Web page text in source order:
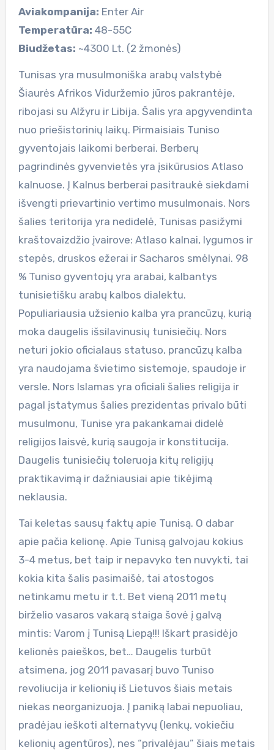
Aviakompanija: Enter Air
Temperatūra: 48-55C
Biudžetas: ~4300 Lt. (2 žmonės)
Tunisas yra musulmoniška arabų valstybė
Šiaurės Afrikos Viduržemio jūros pakrantėje,
ribojasi su Alžyru ir Libija. Šalis yra apgyvendinta
nuo priešistorinių laikų. Pirmaisiais Tuniso
gyventojais laikomi berberai. Berberų
pagrindinės gyvenvietės yra įsikūrusios Atlaso
kalnuose. Į Kalnus berberai pasitraukė siekdami
išvengti prievartinio vertimo musulmonais. Nors
šalies teritorija yra nedidelė, Tunisas pasižymi
kraštovaizdžio įvairove: Atlaso kalnai, lygumos ir
stepės, druskos ežerai ir Sacharos smėlynai. 98
% Tuniso gyventojų yra arabai, kalbantys
tunisietišku arabų kalbos dialektu.
Populiariausia užsienio kalba yra prancūzų, kurią
moka daugelis išsilavinusių tunisiečių. Nors
neturi jokio oficialaus statuso, prancūzų kalba
yra naudojama švietimo sistemoje, spaudoje ir
versle. Nors Islamas yra oficiali šalies religija ir
pagal įstatymus šalies prezidentas privalo būti
musulmonu, Tunise yra pakankamai didelė
religijos laisvė, kurią saugoja ir konstitucija.
Daugelis tunisiečių toleruoja kitų religijų
praktikavimą ir dažniausiai apie tikėjimą
neklausia.
Tai keletas sausų faktų apie Tunisą. O dabar
apie pačia kelionę. Apie Tunisą galvojau kokius
3-4 metus, bet taip ir nepavyko ten nuvykti, tai
kokia kita šalis pasimaišė, tai atostogos
netinkamu metu ir t.t. Bet vieną 2011 metų
birželio vasaros vakarą staiga šovė į galvą
mintis: Varom į Tunisą Liepą!!! Iškart prasidėjo
kelionės paieškos, bet… Daugelis turbūt
atsimena, jog 2011 pavasarį buvo Tuniso
revoliucija ir kelionių iš Lietuvos šiais metais
niekas neorganizuoja. Į paniką labai nepuoliau,
pradėjau ieškoti alternatyvų (lenkų, vokiečiu
kelionių agentūros), nes “privalėjau” šiais metais